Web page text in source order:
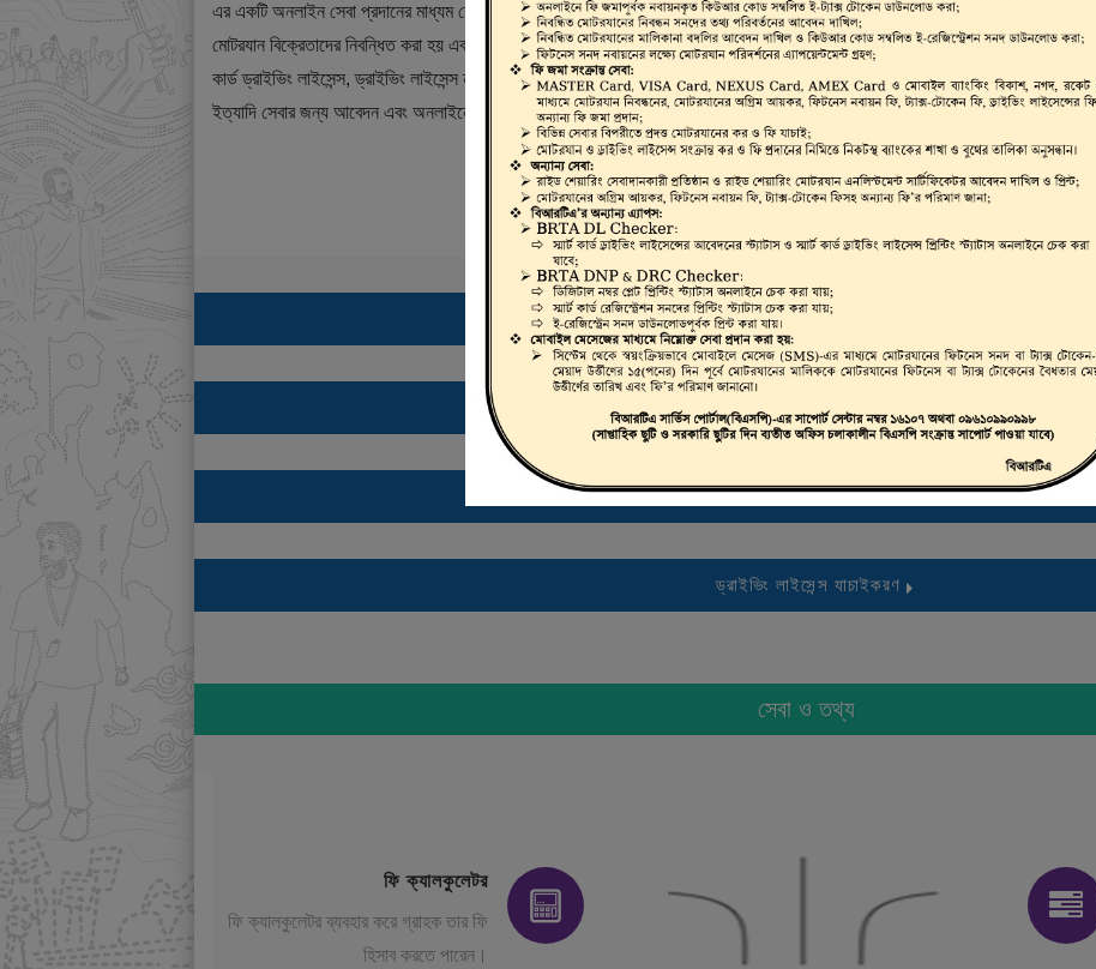
এর একটি অনলাইন সেবা প্রদানের মাধ্যম যেখানে ড্রাইভার, মোটরযান মালিক,
মোটরযান বিক্রেতাদের নিবন্ধিত করা হয় এবং শিক্ষানবিশ ড্রাইভিং লাইসেন্স, স্মার্ট
কার্ড ড্রাইভিং লাইসেন্স, ড্রাইভিং লাইসেন্স নবায়ন, ডুপ্লিকেট ড্রাইভিং লাইসেন্স
ইত্যাদি সেবার জন্য আবেদন এবং অনলাইনে ফি প্রদান করা যায়।
ট্রাস্টি বোর্ড সার্টিফিকেট ডাউনলোড করতে এখানে ক্লিক করুন
ই-ফিটনেস ফলাফল (VIC) দেখতে এখানে ক্লিক করুন
ই-ট্যাক্স টোকেন, ই-লাইসেন্স, ই-ফিটনেস ইত্যাদি যাচাইকরণ
ড্রাইভিং লাইসেন্স যাচাইকরণ
সেবা ও তথ্য
ফি ক্যালকুলেটর
ফি ক্যালকুলেটর ব্যবহার করে গ্রাহক তার ফি
হিসাব করতে পারেন।